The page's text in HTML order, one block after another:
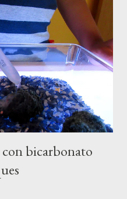
con bicarbonato